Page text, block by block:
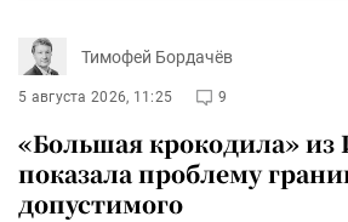
Тимофей Бордачёв
5 августа 2026, 11:25 9
«Большая крокодила» из
показала проблему
допустимого